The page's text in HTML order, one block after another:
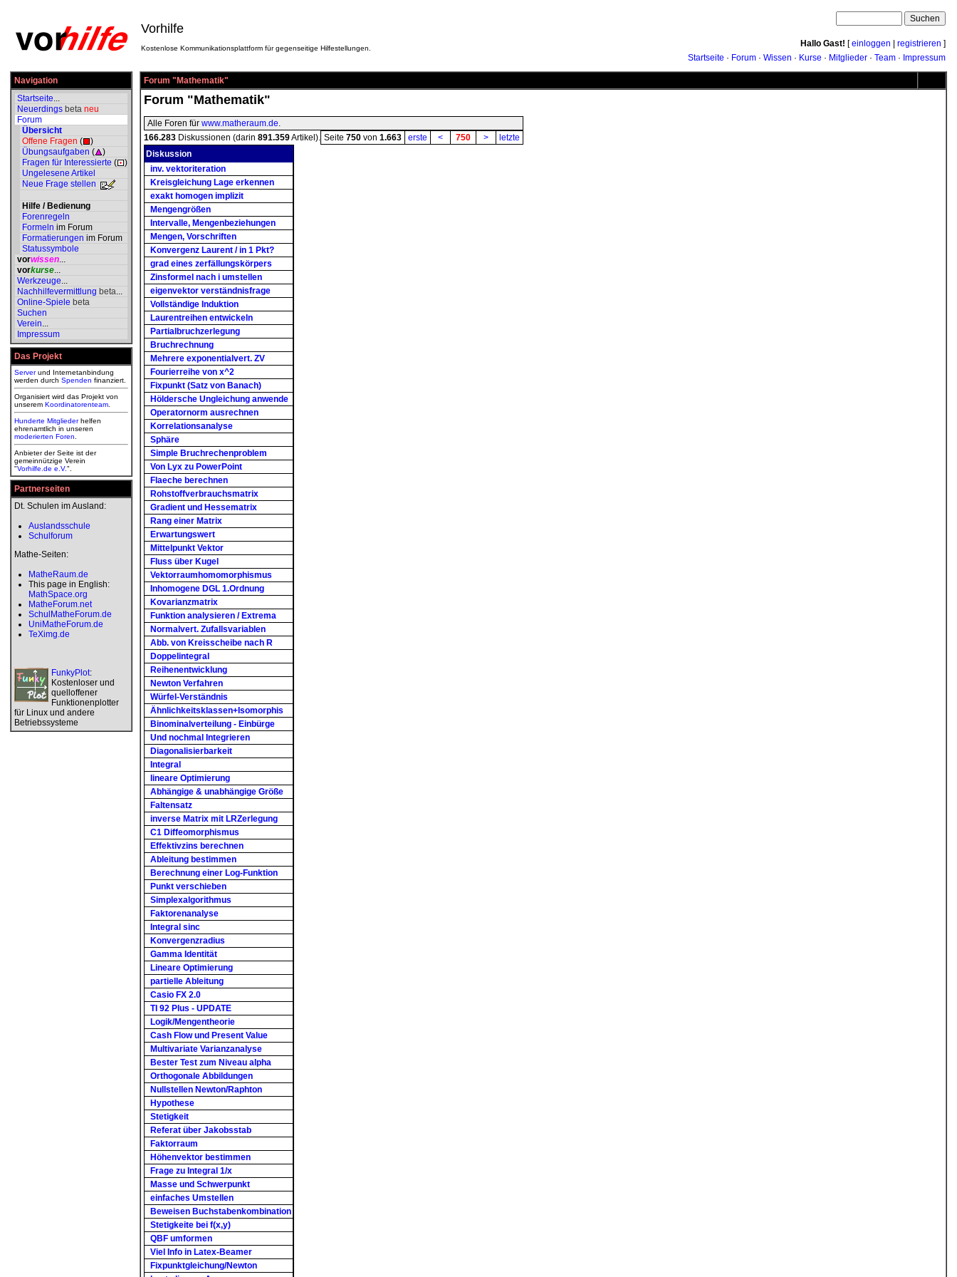
Vorhilfe
Kostenlose Kommunikationsplattform für gegenseitige Hilfestellungen. Hallo Gast! [einloggen registrieren ]
Startseite · Forum · Wissen · Kurse · Mitglieder · Team · Impressum
Navigation
Startseite...
Neuerdings beta neu
Forum
Übersicht
Offene Fragen (
)
Übungsaufgaben (
)
Fragen für Interessierte (
)
Ungelesene Artikel
Neue Frage stellen
Hilfe / Bedienung
Forenregeln
Formeln im Forum
Formatierungen im Forum
Statussymbole
vorwissen...
vorkurse...
Werkzeuge...
Nachhilfevermittlung beta...
Online-Spiele beta
Suchen
Verein...
Impressum
Das Projekt
Serverund Internetanbindung
werden durch Spenden finanziert.
Organisiert wird das Projekt von
unserem Koordinatorenteam
Hunderte Mitgliederhelfen
ehrenamtlich in unseren
moderierten Foren
Anbieter der Seite ist der
gemeinnützige Verein
"Vorhilfe.de e.V.".
Partnerseiten
Dt. Schulen im Ausland:
Auslandsschule
Schulforum
Mathe-Seiten:
MatheRaum.de
This page in English:
MathSpace.org
MatheForum.net
SchulMatheForum.de
UniMatheForum.de
TeXimg.de
FunkyPlot:
Kostenloser und
quelloffener
Funktionenplotter
für Linux und andere
Betriebssysteme
Forum "Mathematik"
Forum "Mathematik"
Alle Foren für www.matheraum.de.
166.283 Diskussionen (darin 891.359Artikel). Seite 750 von 1.663 erste < 750 >
letzte
Diskussion
inv. vektoriteration
Kreisgleichung Lage erkennen
exakt homogen implizit
Mengengrößen
Intervalle, Mengenbeziehungen
Mengen, Vorschriften
Konvergenz Laurent / in 1 Pkt?
grad eines zerfällungskörpers
Zinsformel nach i umstellen
eigenvektor verständnisfrage
Vollständige Induktion
Laurentreihen entwickeln
Partialbruchzerlegung
Bruchrechnung
Mehrere exponentialvert. ZV
Fourierreihe von x^2
Fixpunkt (Satz von Banach)
Höldersche Ungleichung anwende
Operatornorm ausrechnen
Korrelationsanalyse
Sphäre
Simple Bruchrechenproblem
Von Lyx zu PowerPoint
Flaeche berechnen
Rohstoffverbrauchsmatrix
Gradient und Hessematrix
Rang einer Matrix
Erwartungswert
Mittelpunkt Vektor
Fluss über Kugel
Vektorraumhomomorphismus
Inhomogene DGL 1.Ordnung
Kovarianzmatrix
Funktion analysieren / Extrema
Normalvert. Zufallsvariablen
Abb. von Kreisscheibe nach R
Doppelintegral
Reihenentwicklung
Newton Verfahren
Würfel-Verständnis
Ähnlichkeitsklassen+Isomorphis
Binominalverteilung - Einbürge
Und nochmal Integrieren
Diagonalisierbarkeit
Integral
lineare Optimierung
Abhängige & unabhängige Größe
Faltensatz
inverse Matrix mit LRZerlegung
C1 Diffeomorphismus
Effektivzins berechnen
Ableitung bestimmen
Berechnung einer Log-Funktion
Punkt verschieben
Simplexalgorithmus
Faktorenanalyse
Integral sinc
Konvergenzradius
Gamma Identität
Lineare Optimierung
partielle Ableitung
Casio FX 2.0
TI 92 Plus - UPDATE
Logik/Mengentheorie
Cash Flow und Present Value
Multivariate Varianzanalyse
Bester Test zum Niveau alpha
Orthogonale Abbildungen
Nullstellen Newton/Raphton
Hypothese
Stetigkeit
Referat über Jakobsstab
Faktorraum
Höhenvektor bestimmen
Frage zu Integral 1/x
Masse und Schwerpunkt
einfaches Umstellen
Beweisen Buchstabenkombination
Stetigkeite bei f(x,y)
QBF umformen
Viel Info in Latex-Beamer
Fixpunktgleichung/Newton